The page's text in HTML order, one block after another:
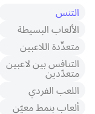
الشعر الأنيقة،
والأحذية الفاخرة،
وحقائب اليد الأنيقة،
والمجوهرات الفاخرة
وغيرها من
الملحقات. بالتأكيد
يمكن
technology.
Choose your faction
and become its
leader. Rally your
survivors and fight
across the land to
claim your throne of
power.
التنس
الألعاب البسيطة
متعدِّدة اللاعبين
التنافس بين لاعبين
متعدّدين
اللعب الفردي
ألعاب بنمط معيّن